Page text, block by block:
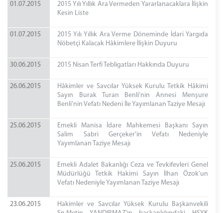
01.07.2015
2015 Yılı Yıllık Ara Vermeden Yararlanacaklara İlişkin
Kesin Liste
01.07.2015
2015 Yılı Yıllık Ara Verme Döneminde İdari Yargıda
Nöbetçi Kalacak Hâkimlere İlişkin Duyuru
30.06.2015 2015 Nisan Terfi Tebligatları Hakkında Duyuru
26.06.2015
Hâkimler ve Savcılar Yüksek Kurulu Tetkik Hâkimi
Sayın Burak Turan Benli'nin Annesi Menşure
Benli'nin Vefatı Nedeni İle Yayımlanan Taziye Mesajı
25.06.2015
Emekli Manisa İdare Mahkemesi Başkanı Sayın
Salim Sabri Gerçeker'in Vefatı Nedeniyle
Yayımlanan Taziye Mesajı
25.06.2015
Emekli Adalet Bakanlığı Ceza ve Tevkifevleri Genel
Müdürlüğü Tetkik Hakimi Sayın İlhan Özok'un
Vefatı Nedeniyle Yayımlanan Taziye Mesajı
23.06.2015
Hakimler ve Savcılar Yüksek Kurulu Başkanvekili